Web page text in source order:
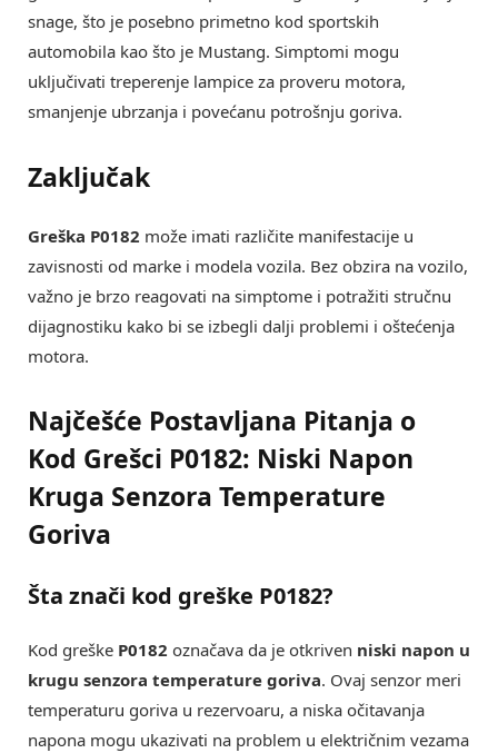
snage, što je posebno primetno kod sportskih
automobila kao što je Mustang. Simptomi mogu
uključivati treperenje lampice za proveru motora,
smanjenje ubrzanja i povećanu potrošnju goriva.
Zaključak
Greška P0182 može imati različite manifestacije u
zavisnosti od marke i modela vozila. Bez obzira na vozilo,
važno je brzo reagovati na simptome i potražiti stručnu
dijagnostiku kako bi se izbegli dalji problemi i oštećenja
motora.
Najčešće Postavljana Pitanja o
Kod Grešci P0182: Niski Napon
Kruga Senzora Temperature
Goriva
Šta znači kod greške P0182?
Kod greške P0182 označava da je otkriven niski napon u
krugu senzora temperature goriva. Ovaj senzor meri
temperaturu goriva u rezervoaru, a niska očitavanja
napona mogu ukazivati na problem u električnim vezama